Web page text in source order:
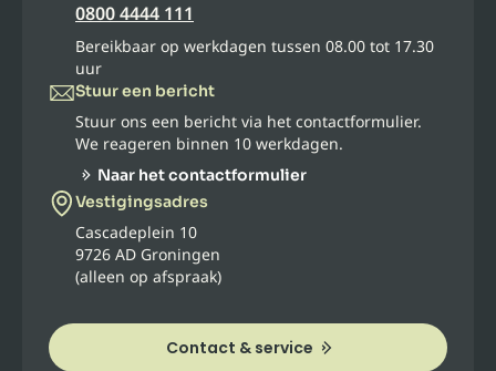
0800 4444 111
Bereikbaar op werkdagen tussen 08.00 tot 17.30
uur
Stuur een bericht
Stuur ons een bericht via het contactformulier.
We reageren binnen 10 werkdagen.
Naar het contactformulier
Vestigingsadres
Cascadeplein 10
9726 AD Groningen
(alleen op afspraak)
Contact & service